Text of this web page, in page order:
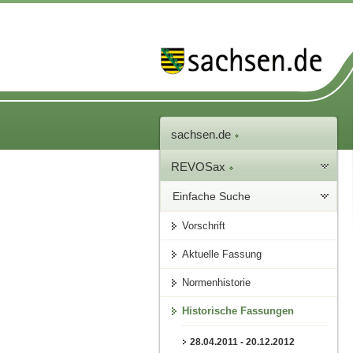
sachsen.de
REVOSax
Einfache Suche
Vorschrift
Aktuelle Fassung
Normenhistorie
Historische Fassungen
28.04.2011 - 20.12.2012